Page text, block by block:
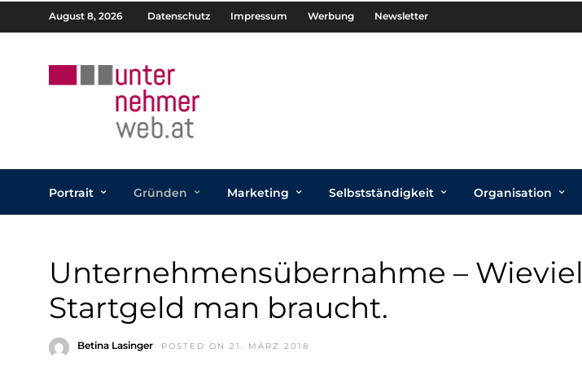
August 8, 2026 Datenschutz Impressum Werbung Newsletter
Portrait Gründen Marketing Selbstständigkeit Organisation
Unternehmensübernahme – Wieviel
Startgeld man braucht.
Betina Lasinger POSTED ON 21. MÄRZ 2018